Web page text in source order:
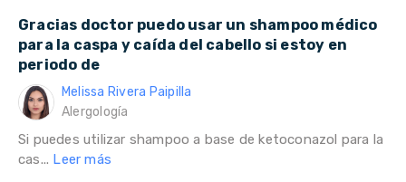
Gracias doctor puedo usar un shampoo médico
para la caspa y caída del cabello si estoy en
periodo de
Melissa Rivera Paipilla
Alergología
Si puedes utilizar shampoo a base de ketoconazol para la
cas... Leer más